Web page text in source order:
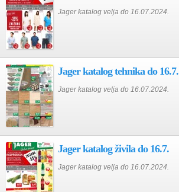
Jager katalog velja do 16.07.2024.
Jager katalog tehnika do 16.7.
Jager katalog velja do 16.07.2024.
Jager katalog živila do 16.7.
Jager katalog velja do 16.07.2024.